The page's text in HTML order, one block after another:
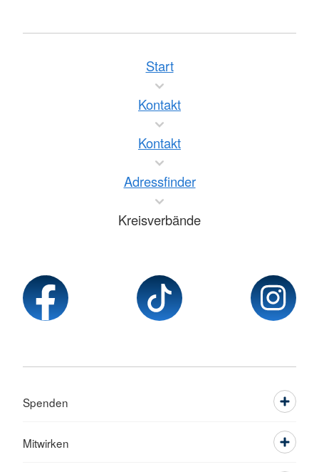
Start
Kontakt
Kontakt
Adressfinder
Kreisverbände
Spenden
Mitwirken